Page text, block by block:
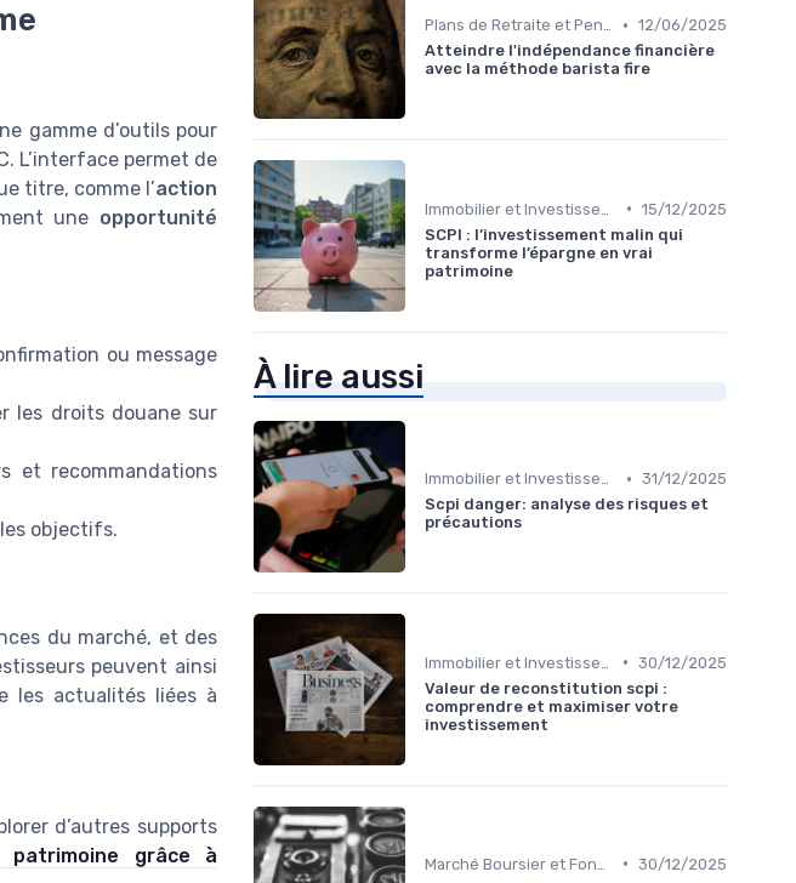
gamme d’outils pour
L’interface permet de
titre, comme l’action
une opportunité
ou message
les droits douane sur
et recommandations
objectifs.
du marché, et des
peuvent ainsi
les actualités liées à
d’autres supports
grâce à
Plans de Retraite et Pensions • 12/06/2025
Atteindre l'indépendance financière
avec la méthode barista fire
• 15/12/2025
SCPI : l’investissement malin qui
transforme l’épargne en vrai
patrimoine
À lire aussi
Immobilier et Investissements Locatifs • 31/12/2025
Scpi danger: analyse des risques et
précautions
• 30/12/2025
Valeur de reconstitution scpi :
comprendre et maximiser votre
investissement
• 30/12/2025